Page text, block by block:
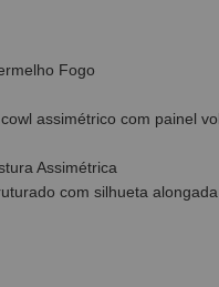
Fogo
assimétrico com painel
Assimétrica
com silhueta